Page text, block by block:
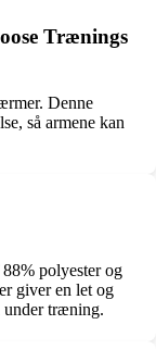
Trænings
Denne
så armene kan
polyester og
giver en let og
under træning.